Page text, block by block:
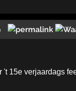
't 15e verjaardags